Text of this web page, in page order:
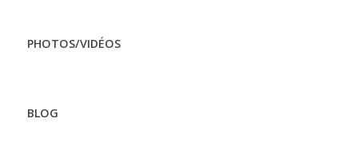
PHOTOS/VIDÉOS
BLOG